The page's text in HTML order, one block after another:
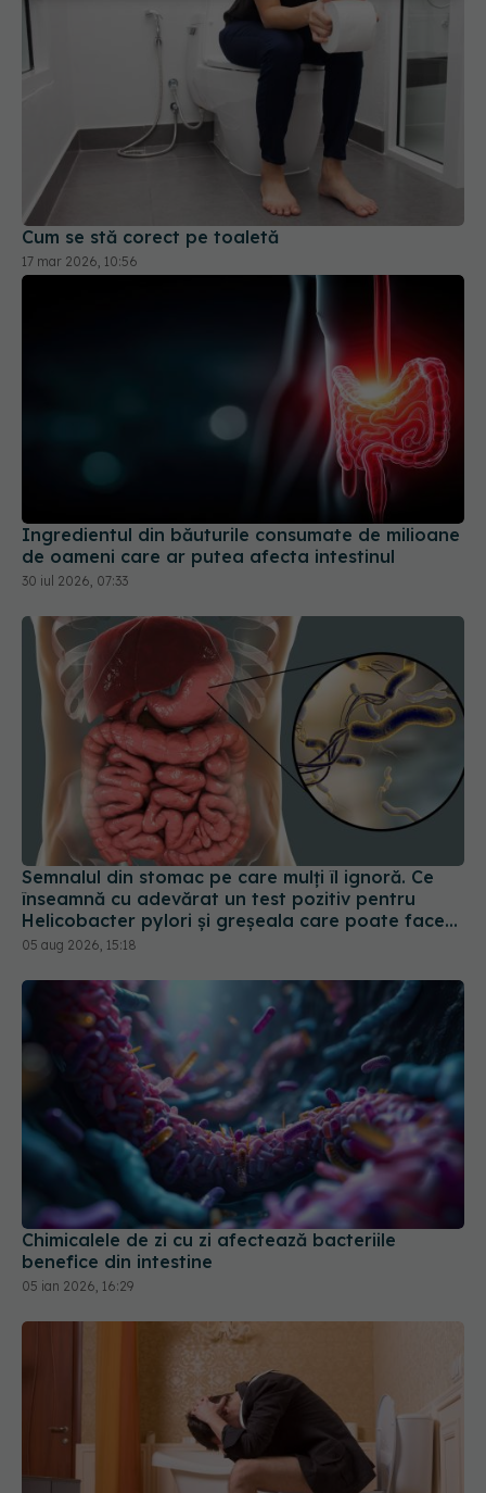
Cum se stă corect pe toaletă
17 mar 2026, 10:56
Ingredientul din băuturile consumate de milioane
de oameni care ar putea afecta intestinul
30 iul 2026, 07:33
Semnalul din stomac pe care mulți îl ignoră. Ce
înseamnă cu adevărat un test pozitiv pentru
Helicobacter pylori și greșeala care poate face
tratamentul mult mai dificil
05 aug 2026, 15:18
Chimicalele de zi cu zi afectează bacteriile
benefice din intestine
05 ian 2026, 16:29